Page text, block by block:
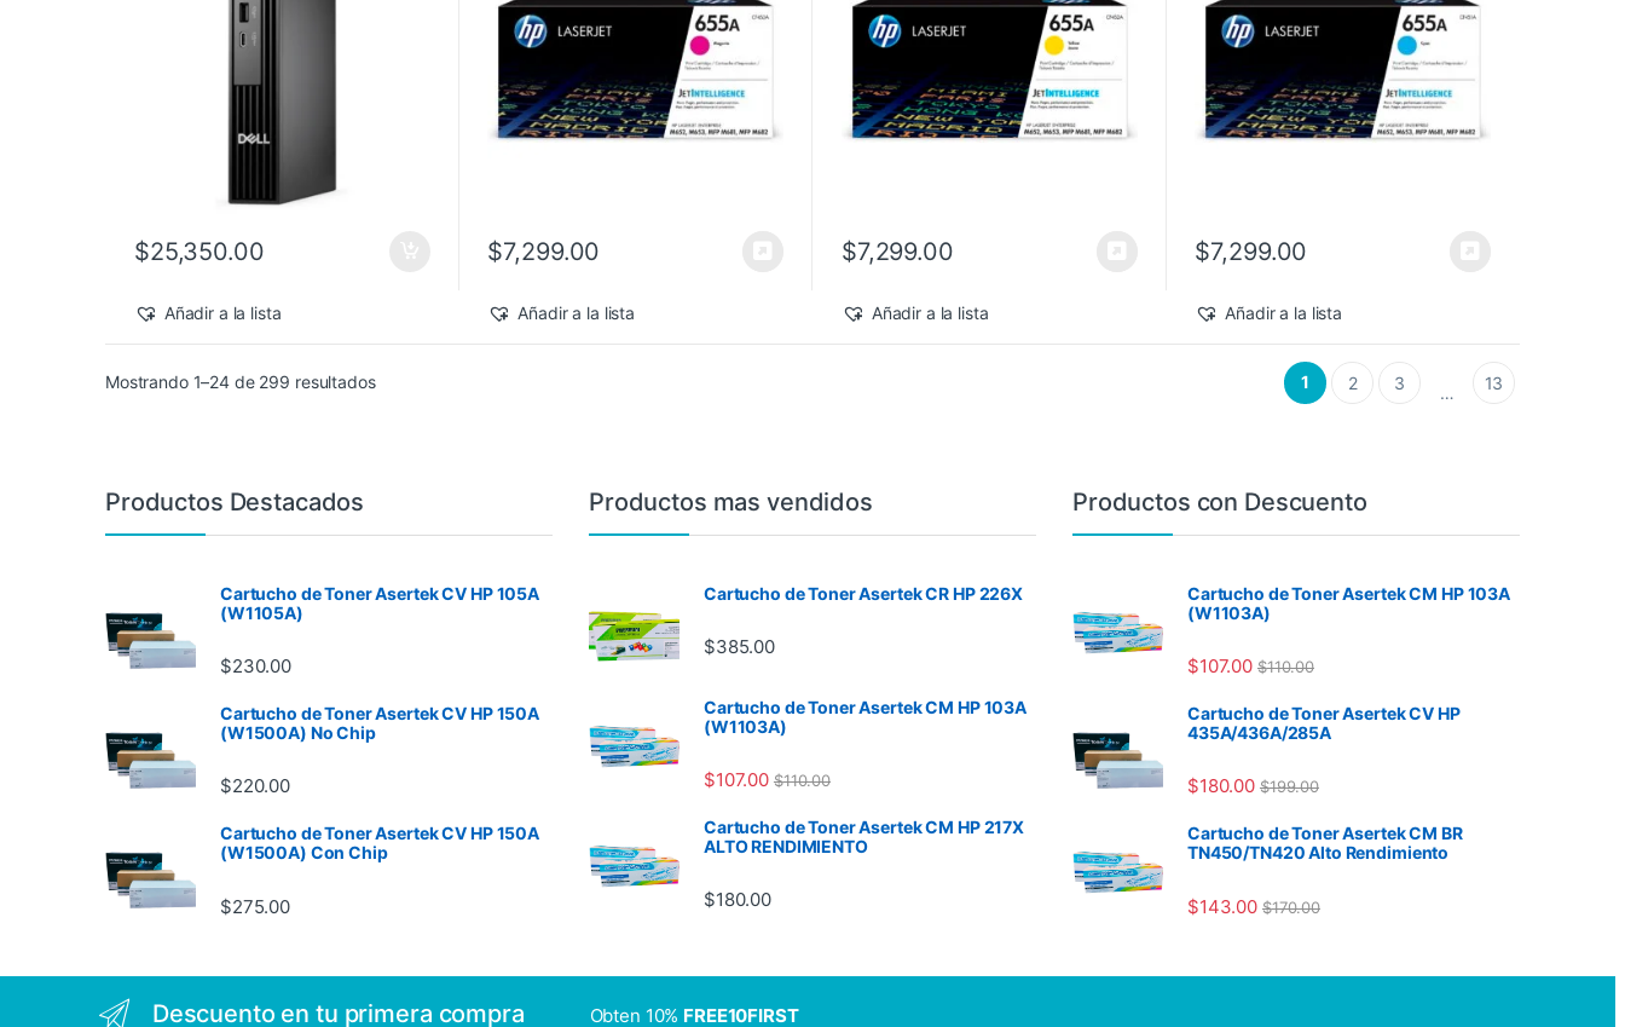
$25,350.00
Añadir a la lista
$7,299.00
Añadir a la lista
$7,299.00
Añadir a la lista
$7,299.00
Añadir a la lista
Mostrando 1–24 de 299 resultadosSorted by latest 1 2 3 … 13
Productos Destacados
Cartucho de Toner Asertek CV HP 105A
(W1105A)
$230.00
Cartucho de Toner Asertek CV HP 150A
(W1500A) No Chip
$220.00
Cartucho de Toner Asertek CV HP 150A
(W1500A) Con Chip
$275.00
Productos mas vendidos
Cartucho de Toner Asertek CR HP 226X
$385.00
Cartucho de Toner Asertek CM HP 103A
(W1103A)
$107.00 $110.00
Cartucho de Toner Asertek CM HP 217X
ALTO RENDIMIENTO
$180.00
Productos con Descuento
Cartucho de Toner Asertek CM HP 103A
(W1103A)
$107.00 $110.00
Cartucho de Toner Asertek CV HP
435A/436A/285A
$180.00 $199.00
Cartucho de Toner Asertek CM BR
TN450/TN420 Alto Rendimiento
$143.00 $170.00
Descuento en tu primera compra Obten 10% FREE10FIRST